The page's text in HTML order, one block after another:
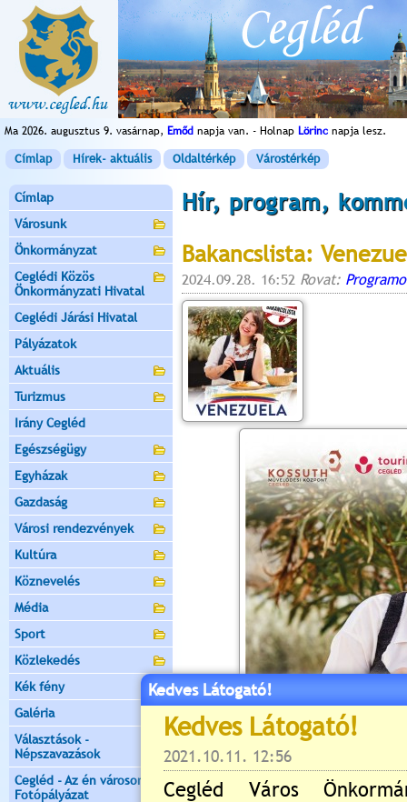
Ma 2026. augusztus 9. vasárnap, Emőd napja van. - Holnap Lörinc napja lesz.
Címlap Hírek- aktuális Oldaltérkép Várostérkép
Címlap
Városunk
Önkormányzat
Ceglédi Közös
Önkormányzati Hivatal
Ceglédi Járási Hivatal
Pályázatok
Aktuális
Turizmus
Irány Cegléd
Egészségügy
Egyházak
Gazdaság
Városi rendezvények
Kultúra
Köznevelés
Média
Sport
Közlekedés
Kék fény
Galéria
Választások -
Népszavazások
Cegléd - Az én városom -
Fotópályázat
Hír, program,
Bakancslista:
2024.09.28. 16:52 Rovat:
Kedves Látogató!